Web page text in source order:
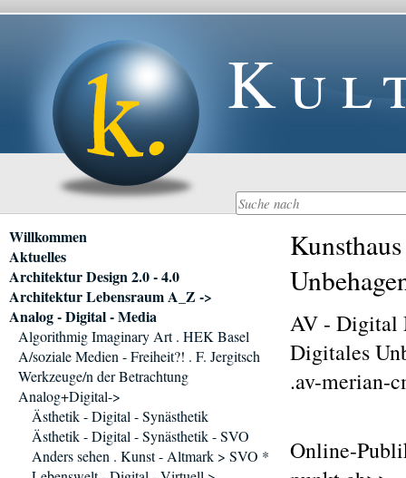
AV - Digital
Digitales
.av-merian-
Online-
Navigation
überspringen
Willkommen
Aktuelles
Architektur Design 2.0 - 4.0
Architektur Lebensraum A_Z ->
Analog - Digital - Media
Algorithmig Imaginary Art . HEK Basel
A/soziale Medien - Freiheit?! . F. Jergitsch
Werkzeuge/n der Betrachtung
Analog+Digital->
Ästhetik - Digital - Synästhetik
Ästhetik - Digital - Synästhetik - SVO
Anders sehen . Kunst - Altmark > SVO *